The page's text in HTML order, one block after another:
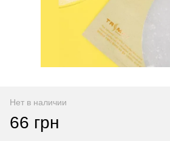
Нет в наличии
66 грн